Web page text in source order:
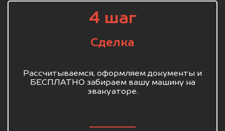
4 шаг
Сделка
Рассчитываемся, оформляем документы и
БЕСПЛАТНО забираем вашу машину на
эвакуаторе.